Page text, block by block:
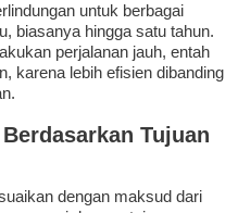
untuk berbagai
biasanya hingga satu tahun.
perjalanan jauh, entah
karena lebih efisien dibanding
Tujuan
dengan maksud dari